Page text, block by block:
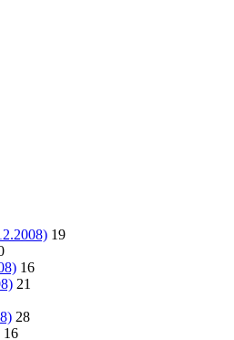
19
16
21
28
16